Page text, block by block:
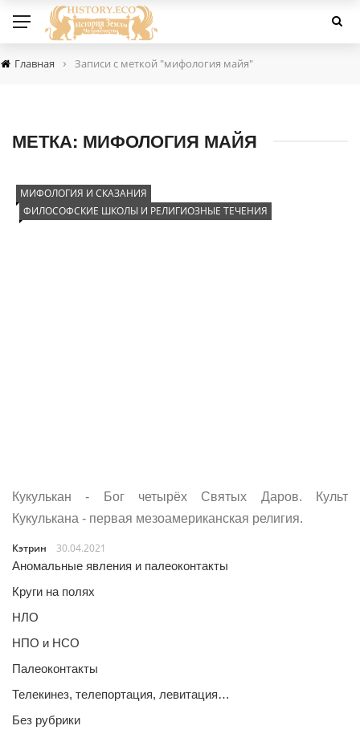
Главная › Записи с меткой "мифология майя"
МЕТКА: МИФОЛОГИЯ МАЙЯ
МИФОЛОГИЯ И СКАЗАНИЯ
ФИЛОСОФСКИЕ ШКОЛЫ И РЕЛИГИОЗНЫЕ ТЕЧЕНИЯ
Кукулькан - Бог четырёх Святых Даров. Культ
Кукулькана - первая мезоамериканская религия.
Кэтрин
30.04.2021
Аномальные явления и палеоконтакты
Круги на полях
НЛО
НПО и НСО
Палеоконтакты
Телекинез, телепортация, левитация…
Без рубрики